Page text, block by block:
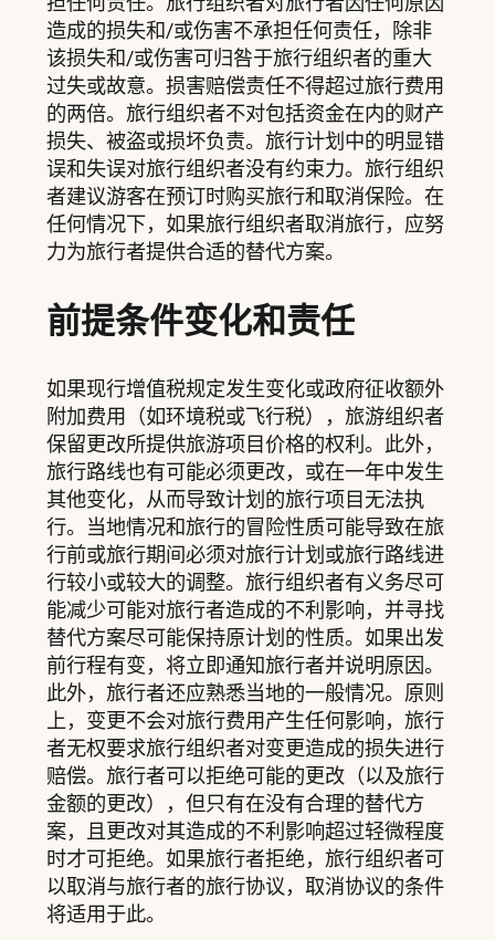
造成的损失和/或伤害不承担任何责任，除非
该损失和/或伤害可归咎于旅行组织者的重大
过失或故意。损害赔偿责任不得超过旅行费用
的两倍。旅行组织者不对包括资金在内的财产
损失、被盗或损坏负责。旅行计划中的明显错
误和失误对旅行组织者没有约束力。旅行组织
者建议游客在预订时购买旅行和取消保险。在
任何情况下，如果旅行组织者取消旅行，应努
力为旅行者提供合适的替代方案。
前提条件变化和责任
如果现行增值税规定发生变化或政府征收额外
附加费用（如环境税或飞行税），旅游组织者
保留更改所提供旅游项目价格的权利。此外，
旅行路线也有可能必须更改，或在一年中发生
其他变化，从而导致计划的旅行项目无法执
行。当地情况和旅行的冒险性质可能导致在旅
行前或旅行期间必须对旅行计划或旅行路线进
行较小或较大的调整。旅行组织者有义务尽可
能减少可能对旅行者造成的不利影响，并寻找
替代方案尽可能保持原计划的性质。如果出发
前行程有变，将立即通知旅行者并说明原因。
此外，旅行者还应熟悉当地的一般情况。原则
上，变更不会对旅行费用产生任何影响，旅行
者无权要求旅行组织者对变更造成的损失进行
赔偿。旅行者可以拒绝可能的更改（以及旅行
金额的更改），但只有在没有合理的替代方
案，且更改对其造成的不利影响超过轻微程度
时才可拒绝。如果旅行者拒绝，旅行组织者可
以取消与旅行者的旅行协议，取消协议的条件
将适用于此。